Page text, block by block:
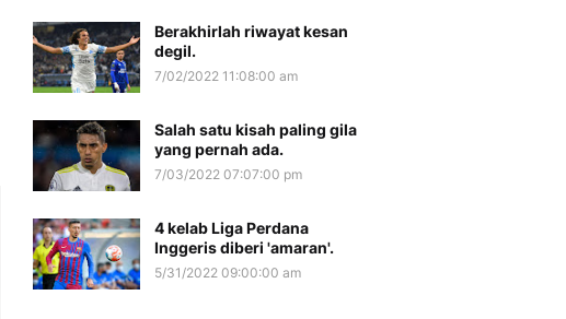
Berakhirlah riwayat kesan
degil.
7/02/2022 11:08:00 am
Salah satu kisah paling gila
yang pernah ada.
7/03/2022 07:07:00 pm
4 kelab Liga Perdana
Inggeris diberi 'amaran'.
5/31/2022 09:00:00 am